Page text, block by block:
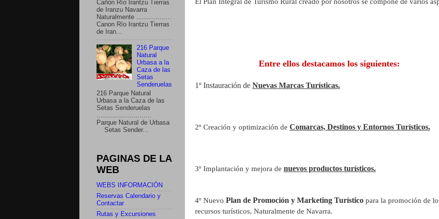
Entre ellos destacamos los siguientes:
1º Instauración de Nuevas Marcas Turísticas.
2º Creación y optimización de Comarcas, Destinos y Entornos Turísticos.
3º Implantación y mejora de nuevos productos turísticos.
4º Nuevo Plan de Promoción y Marketing Turístico para la promoción de
recursos turísticos, Naturalmente de Navarra.
Cañón Río Irantzu Tierras
de Iranzu Navarra
Naturalmente ..................
Canon Río Irantzu Tierras
de Iran...
216 Parque
Natural
Urbasa a la
Caza de las
Setas
Senderuelas
216 Parque Natural
Urbasa a la Caza de las
Setas Senderuelas
Parque Natural de Urbasa
Setas Sender...
PAGINAS DE LA
WEB
WEBS INFORMACIÓN
Reservas Calendario y
Contactar
Rutas y Excursiones